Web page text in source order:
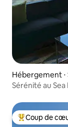
Hébergement ⋅
Sérénité au Sea
Coups de
Coup de